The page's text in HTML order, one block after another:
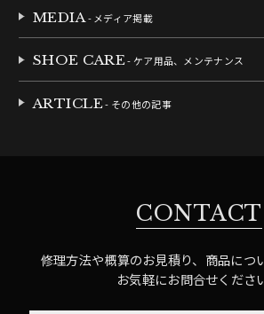
MEDIA- メディア掲載
SHOE CARE- ケア用品、メンテナンス
ARTICLE- その他の記事
CONTACT
修理方法や概算のお見積り、商品につ
お気軽にお問合せくださ